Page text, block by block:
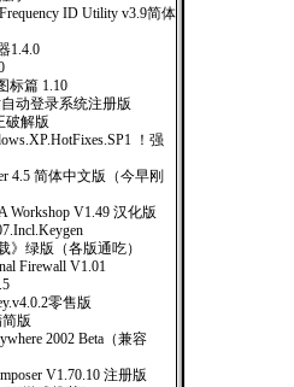
ID Utility v3.9简体
1.4.0
标篇 1.10
动登录系统注册版
破解版
！强
4.5 简体中文版（今早刚
Workshop V1.49 汉化版
》绿版（各版通吃）
Firewall V1.01
零售版
版
2002 Beta（兼容
V1.70.10 注册版